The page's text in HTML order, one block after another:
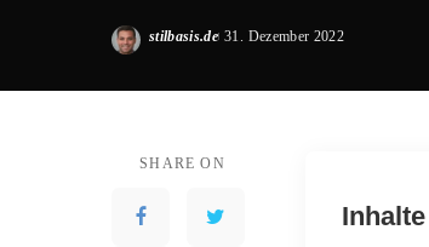
Posted
stilbasis.de 31. Dezember 2022
SHARE ON
Inhalte